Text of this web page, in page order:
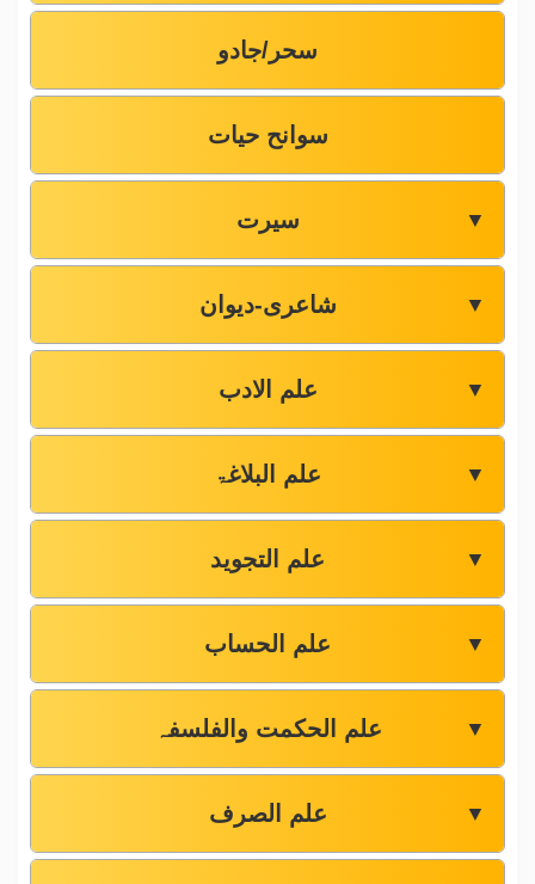
سحر/جادو
سوانح حیات
سیرت ▼
شاعری-دیوان ▼
علم الادب ▼
علم البلاغۃ ▼
علم التجوید ▼
علم الحساب ▼
علم الحکمت والفلسفہ ▼
علم الصرف ▼